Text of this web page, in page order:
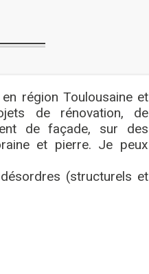
région Toulousaine et
de rénovation, de
de façade, sur des
et pierre. Je peux
(structurels et